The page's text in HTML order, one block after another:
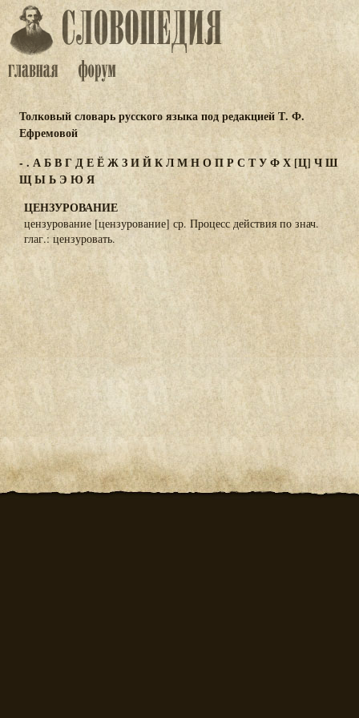
Толковый словарь русского языка под редакцией Т. Ф.
Ефремовой
- . АБВГДЕЁЖЗИЙКЛМНОПР С ТУФХ[Ц] ЧШ
ЩЫЬЭ ЮЯ
ЦЕНЗУРОВАНИЕ
цензурование [цензурование] ср. Процесс действия по знач.
глаг.: цензуровать.